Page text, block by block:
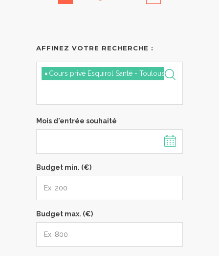
AFFINEZ VOTRE RECHERCHE :
× Cours privé Esquirol Santé - Toulouse
Mois d'entrée souhaité
Budget min. (€)
Budget max. (€)